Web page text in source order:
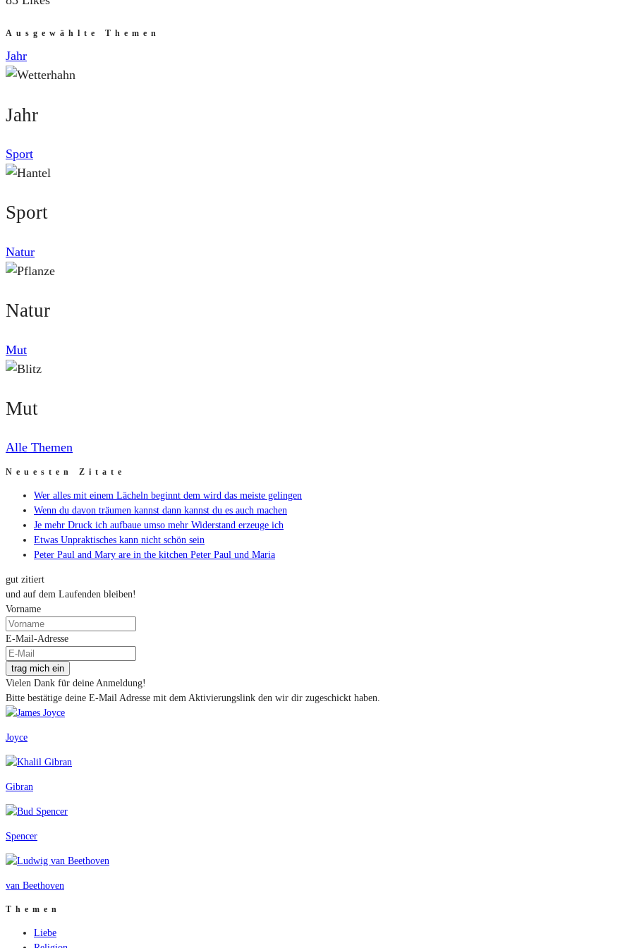
Ausgewählte Themen
Jahr
Jahr
Sport
Sport
Natur
Natur
Mut
Mut
Alle Themen
Neuesten Zitate
Wer alles mit einem Lächeln beginnt dem wird das meiste gelingen
Wenn du davon träumen kannst dann kannst du es auch machen
Je mehr Druck ich aufbaue umso mehr Widerstand erzeuge ich
Etwas Unpraktisches kann nicht schön sein
Peter Paul and Mary are in the kitchen Peter Paul und Maria
gut zitiert
und auf dem Laufenden bleiben!
Vorname
E-Mail-Adresse
trag mich ein
Vielen Dank für deine Anmeldung!
Bitte bestätige deine E-Mail Adresse mit dem Aktivierungslink den wir dir zugeschickt haben.
Joyce
Gibran
Spencer
van Beethoven
Themen
Liebe